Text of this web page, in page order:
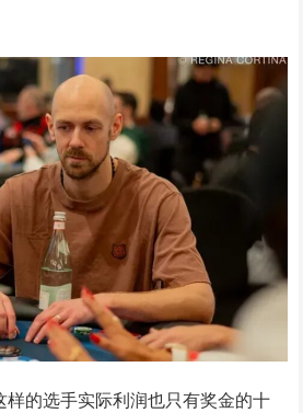
的选手实际利润也只有奖金的十